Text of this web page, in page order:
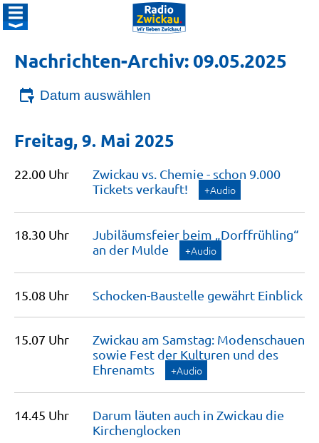
Nachrichten-Archiv: 09.05.2025
Datum auswählen
Freitag, 9. Mai 2025
22.00 Uhr
Zwickau vs. Chemie - schon 9.000
Ticketsverkauft! +Audio
18.30 Uhr
Jubiläumsfeier beim „Dorffrühling“
an der Mulde +Audio
15.08 Uhr Schocken-Baustelle gewährt Einblick
15.07 Uhr
Zwickau am Samstag: Modenschauen
sowie Fest der Kulturen und des
Ehrenamts
+Audio
14.45 Uhr
Darum läuten auch in Zwickau die
Kirchenglocken